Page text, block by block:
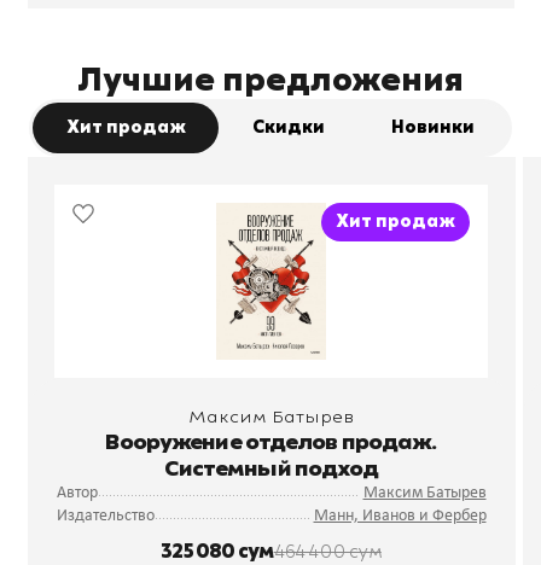
Лучшие предложения
Хит продаж Скидки Новинки
Хит продаж
Максим Батырев
Вооружение отделов продаж.
Системный подход
Автор
Максим Батырев
Издательство
Манн, Иванов и Фербер
325 080 сум464 400 сум